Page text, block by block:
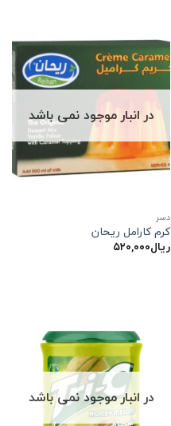
در انبار موجود نمی باشد
دسر
کرم کارامل ریحان
ریال۵۲۰,۰۰۰
در انبار موجود نمی باشد